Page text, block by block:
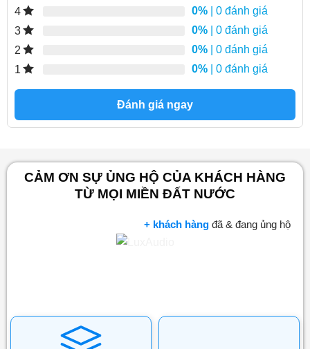
4
0% | 0 đánh giá
3
0% | 0 đánh giá
2
0% | 0 đánh giá
1
0% | 0 đánh giá
Đánh giá ngay
CẢM ƠN SỰ ỦNG HỘ CỦA KHÁCH HÀNG
TỪ MỌI MIỀN ĐẤT NƯỚC
+ khách hàng đã & đang ủng hộ